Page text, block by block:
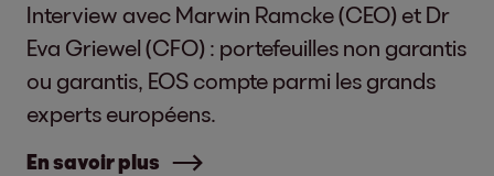
Interview avec Marwin Ramcke (CEO) et Dr
Eva Griewel (CFO) : portefeuilles non garantis
ou garantis, EOS compte parmi les grands
experts européens.
En savoir plus